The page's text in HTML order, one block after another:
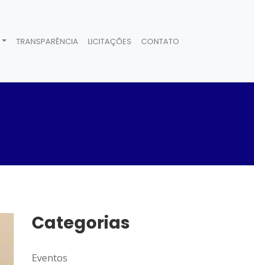
TRANSPARÊNCIA LICITAÇÕES CONTATO
Categorias
Eventos